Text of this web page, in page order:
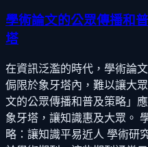
學術論文的公眾傳播和
塔
在資訊泛濫的時代，學術論
侷限於象牙塔內，難以讓大
文的公眾傳播和普及策略」
象牙塔，讓知識惠及大眾。
略：讓知識平易近人 學術研